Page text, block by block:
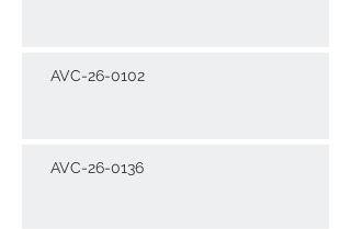
AVC-26-0102
AVC-26-0136